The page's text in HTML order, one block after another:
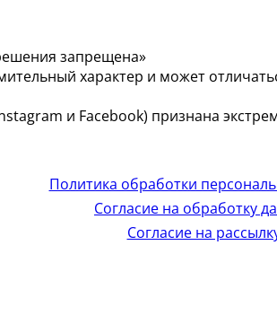
запрещена»
характер и может
и Facebook) признана
Политика обработки
Согласие на обработку
Согласие на